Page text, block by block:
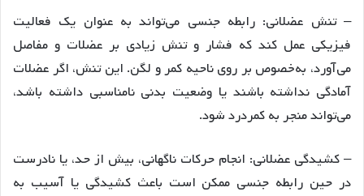
– تنش عضلانی: رابطه جنسی می‌تواند به عنوان یک فعالیت
فیزیکی عمل کند که فشار و تنش زیادی بر عضلات و مفاصل
می‌آورد، به‌خصوص بر روی ناحیه کمر و لگن. این تنش، اگر عضلات
آمادگی نداشته باشند یا وضعیت بدنی نامناسبی داشته باشد،
می‌تواند منجر به کمردرد شود.
– کشیدگی عضلانی: انجام حرکات ناگهانی، بیش از حد، یا نادرست
در حین رابطه جنسی ممکن است باعث کشیدگی یا آسیب به